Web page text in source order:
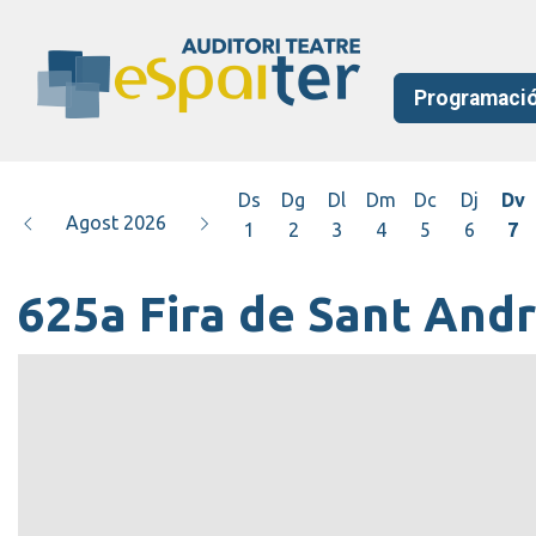
Agost 2026
Ds
1
Dg
2
Dl
3
Dm
4
Dc
5
Dj
6
Dv
7
625a Fira de Sant